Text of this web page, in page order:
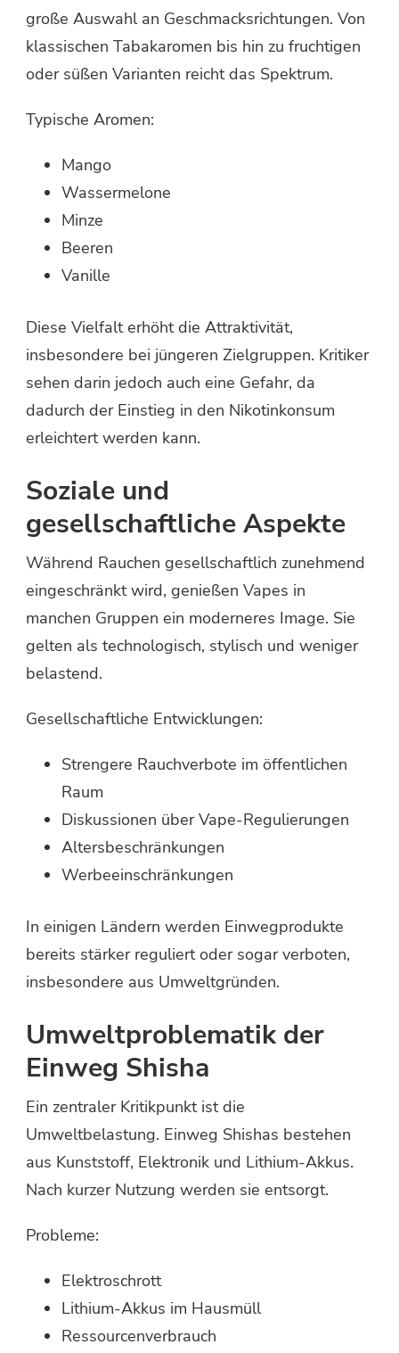
große Auswahl an Geschmacksrichtungen. Von
klassischen Tabakaromen bis hin zu fruchtigen
oder süßen Varianten reicht das Spektrum.
Typische Aromen:
Mango
Wassermelone
Minze
Beeren
Vanille
Diese Vielfalt erhöht die Attraktivität,
insbesondere bei jüngeren Zielgruppen. Kritiker
sehen darin jedoch auch eine Gefahr, da
dadurch der Einstieg in den Nikotinkonsum
erleichtert werden kann.
Soziale und
gesellschaftliche Aspekte
Während Rauchen gesellschaftlich zunehmend
eingeschränkt wird, genießen Vapes in
manchen Gruppen ein moderneres Image. Sie
gelten als technologisch, stylisch und weniger
belastend.
Gesellschaftliche Entwicklungen:
Strengere Rauchverbote im öffentlichen
Raum
Diskussionen über Vape-Regulierungen
Altersbeschränkungen
Werbeeinschränkungen
In einigen Ländern werden Einwegprodukte
bereits stärker reguliert oder sogar verboten,
insbesondere aus Umweltgründen.
Umweltproblematik der
Einweg Shisha
Ein zentraler Kritikpunkt ist die
Umweltbelastung. Einweg Shishas bestehen
aus Kunststoff, Elektronik und Lithium-Akkus.
Nach kurzer Nutzung werden sie entsorgt.
Probleme:
Elektroschrott
Lithium-Akkus im Hausmüll
Ressourcenverbrauch